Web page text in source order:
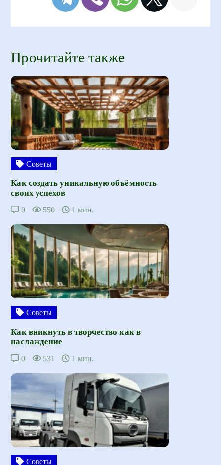
Прочитайте также
Советы
Как создать уникальную объёмность
своих успехов
0 550 1 мин.
Советы
Как вникнуть в творчество как в
наслаждение
0 531 1 мин.
Советы